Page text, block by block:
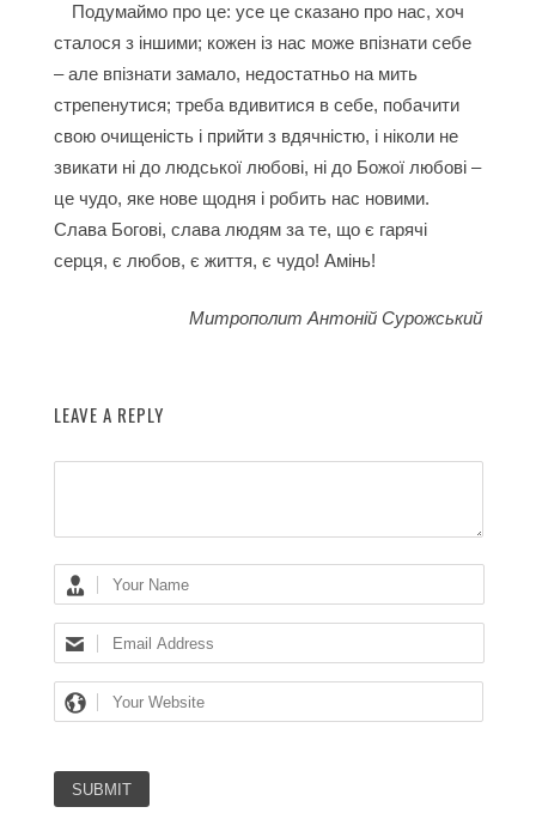
Подумаймо про це: усе це сказано про нас, хоч
сталося з іншими; кожен із нас може впізнати себе
– але впізнати замало, недостатньо на мить
стрепенутися; треба вдивитися в себе, побачити
свою очищеність і прийти з вдячністю, і ніколи не
звикати ні до людської любові, ні до Божої любові –
це чудо, яке нове щодня і робить нас новими.
Слава Богові, слава людям за те, що є гарячі
серця, є любов, є життя, є чудо! Амінь!
Митрополит Антоній Сурожський
LEAVE A REPLY